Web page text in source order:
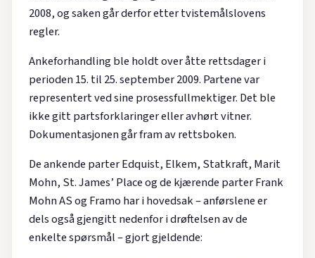
2008, og saken går derfor etter tvistemålslovens
regler.
Ankeforhandling ble holdt over åtte rettsdager i
perioden 15. til 25. september 2009. Partene var
representert ved sine prosessfullmektiger. Det ble
ikke gitt partsforklaringer eller avhørt vitner.
Dokumentasjonen går fram av rettsboken.
De ankende parter Edquist, Elkem, Statkraft, Marit
Mohn, St. James’ Place og de kjærende parter Frank
Mohn AS og Framo har i hovedsak – anførslene er
dels også gjengitt nedenfor i drøftelsen av de
enkelte spørsmål – gjort gjeldende: